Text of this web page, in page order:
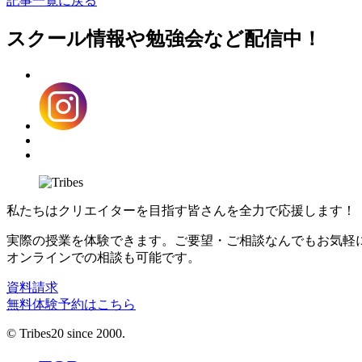
スクール情報や勉強会など配信中！
私たちはクリエイターを目指す皆さんを全力で応援します！
実際の授業を体験できます。ご要望・ご相談なんでもお気軽
オンラインでの相談も可能です。
資料請求
無料体験予約はこちら
© Tribes20 since 2000.